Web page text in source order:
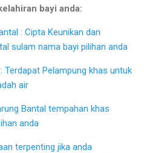
bayi anda:
: Cipta Keunikan dan
sulam nama bayi pilihan anda
Terdapat Pelampung khas untuk
air
Bantal tempahan khas
anda
terpenting jika anda